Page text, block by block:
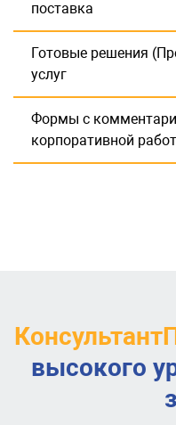
поставка
Готовые решения
услуг
Формы с
корпоративной
высокого